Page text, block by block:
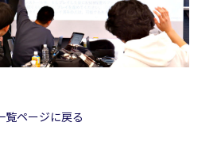
覧ページに戻る